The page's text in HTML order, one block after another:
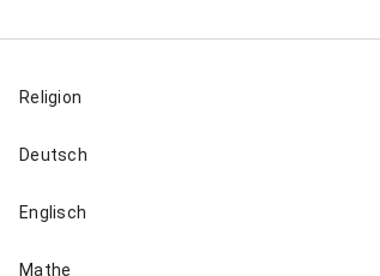
Religion
Deutsch
Englisch
Mathe